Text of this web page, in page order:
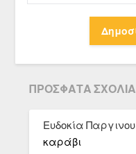
ΠΡΌΣΦΑΤΑ ΣΧΌΛΙΑ
Ευδοκία Παργινου
καράβι